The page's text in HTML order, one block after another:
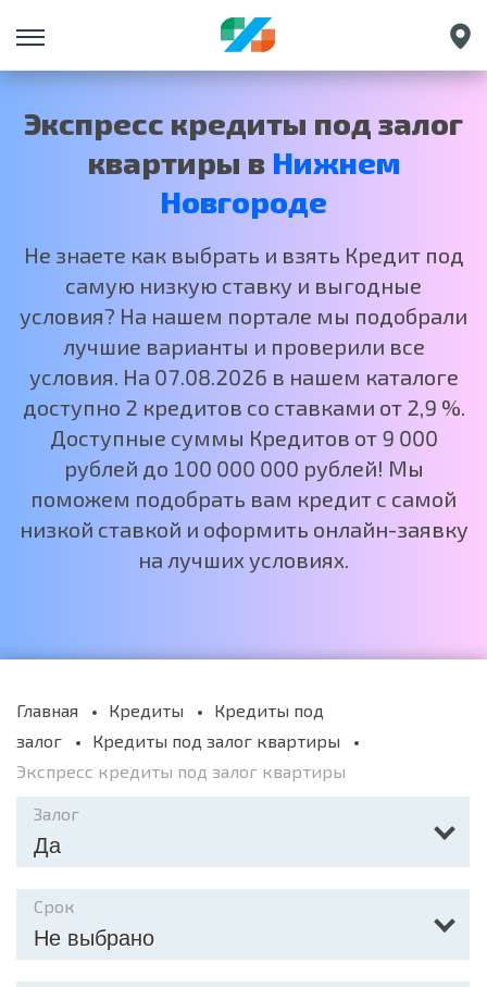
Санкт-Петербург
Краснодар
Москва
Экспресс кредиты под залог
квартиры в Нижнем
Новгороде
Не знаете как выбрать и взять Кредит под
самую низкую ставку и выгодные
условия? На нашем портале мы подобрали
лучшие варианты и проверили все
условия. На 07.08.2026 в нашем каталоге
доступно 2 кредитов со ставками от 2,9 %.
Доступные суммы Кредитов от 9 000
рублей до 100 000 000 рублей! Мы
поможем подобрать вам кредит с самой
низкой ставкой и оформить онлайн-заявку
на лучших условиях.
Главная Кредиты
Кредиты под
залог
Кредиты под залог квартиры
Экспресс кредиты под залог квартиры
Залог
Да
Срок
Не выбрано